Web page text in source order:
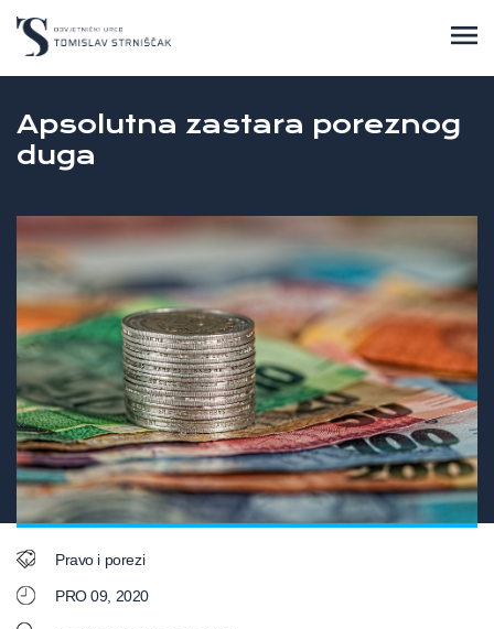
Apsolutna zastara poreznog
duga
Pravo i porezi
PRO 09, 2020